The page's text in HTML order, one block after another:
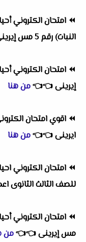
⏪ امتحان الكتروني
النبات) رقم 5 مس إيرينى
⏪ امتحان الكتروني
إيرينى👈
👈من هنا
⏪ اقوي امتحان
ايرينى👈
👈من هنا
⏪ امتحان الكتروني
للصف الثالث الثانوى
⏪
مس إيرينى👈
👈من